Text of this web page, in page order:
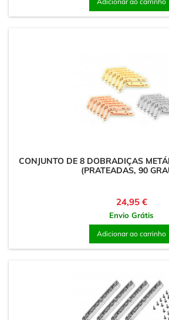
CONJUNTO DE 8 DOBRADIÇAS
(PRATEADAS, 90
Preço
24,95 €
Envio Grátis
Adicionar ao carrinho